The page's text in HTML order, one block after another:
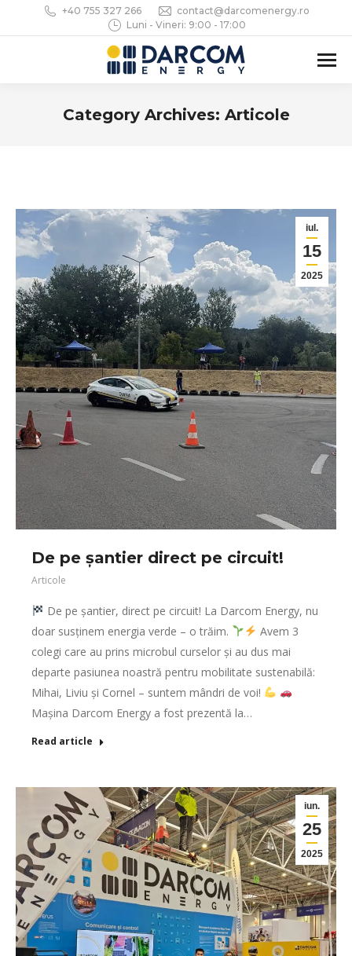
+40 755 327 266
contact@darcomenergy.ro
Luni - Vineri: 9:00 - 17:00
Category Archives: Articole
iul.
15
2025
De pe șantier direct pe circuit!
Articole
De pe șantier, direct pe circuit! La Darcom Energy, nu
doar susținem energia verde – o trăim.
Avem 3
colegi care au prins microbul curselor și au dus mai
departe pasiunea noastră pentru mobilitate sustenabilă:
Mihai, Liviu și Cornel – suntem mândri de voi!
Mașina Darcom Energy a fost prezentă la…
Read article
iun.
25
2025